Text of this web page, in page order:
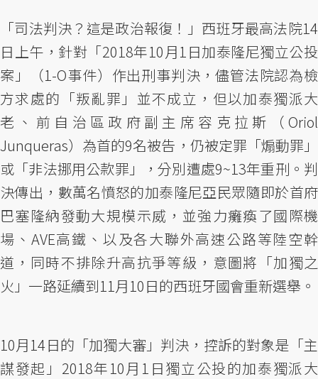
「司法判決？這是政治報復！」西班牙最高法院14
日上午，針對「2018年10月1日加泰隆尼獨立公投
案」（1-O事件）作出刑事判決，儘管法院認為檢
方求處的「叛亂罪」並不成立，但以加泰獨派大
老、前自治區政府副主席容克拉斯（Oriol
Junqueras）為首的9名被告，仍被定罪「煽動罪」
或「非法挪用公款罪」，分別遭處9~13年重刑。判
決傳出，數萬名憤怒的加泰隆尼亞民眾隨即於首府
巴塞隆納發動大規模示威，並強力癱瘓了國際機
場、AVE高鐵、以及各大聯外高速公路等陸空幹
道，同時不排除升高抗爭等級，意圖將「加獨之
火」一路延續到11月10日的西班牙國會重新選舉。
10月14日的「加獨大審」判決，控訴的對象是「主
謀發起」2018年10月1日獨立公投的加泰獨派大